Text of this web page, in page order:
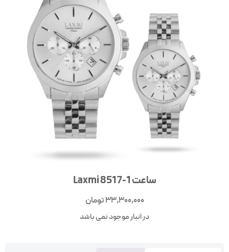
ساعت Laxmi 8517-1
33,300,000تومان
در انبار موجود نمی باشد